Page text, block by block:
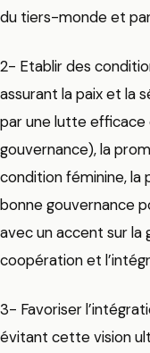
du tiers-monde et
2- Etablir des
assurant la paix et la
par une lutte
gouvernance), la
condition féminine, la
bonne gouvernance
avec un accent sur la
coopération et
3- Favoriser
évitant cette vision